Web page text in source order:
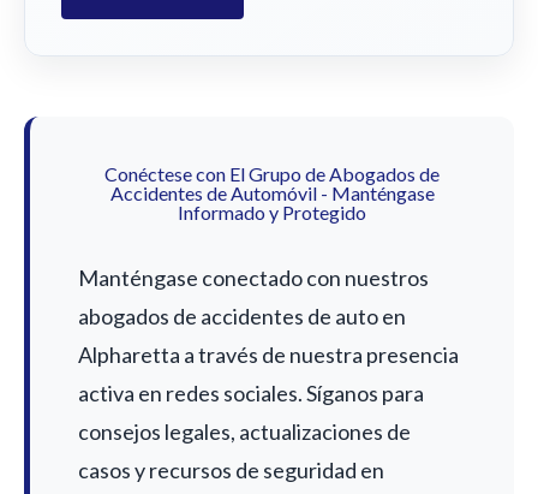
Conéctese con El Grupo de Abogados de
Accidentes de Automóvil - Manténgase
Informado y Protegido
Manténgase conectado con nuestros
abogados de accidentes de auto en
Alpharetta a través de nuestra presencia
activa en redes sociales. Síganos para
consejos legales, actualizaciones de
casos y recursos de seguridad en